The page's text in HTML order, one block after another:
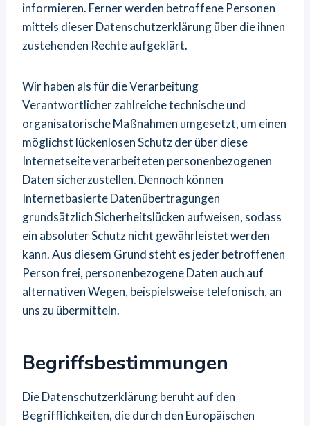
informieren. Ferner werden betroffene Personen
mittels dieser Datenschutzerklärung über die ihnen
zustehenden Rechte aufgeklärt.
Wir haben als für die Verarbeitung
Verantwortlicher zahlreiche technische und
organisatorische Maßnahmen umgesetzt, um einen
möglichst lückenlosen Schutz der über diese
Internetseite verarbeiteten personenbezogenen
Daten sicherzustellen. Dennoch können
Internetbasierte Datenübertragungen
grundsätzlich Sicherheitslücken aufweisen, sodass
ein absoluter Schutz nicht gewährleistet werden
kann. Aus diesem Grund steht es jeder betroffenen
Person frei, personenbezogene Daten auch auf
alternativen Wegen, beispielsweise telefonisch, an
uns zu übermitteln.
Begriffsbestimmungen
Die Datenschutzerklärung beruht auf den
Begrifflichkeiten, die durch den Europäischen